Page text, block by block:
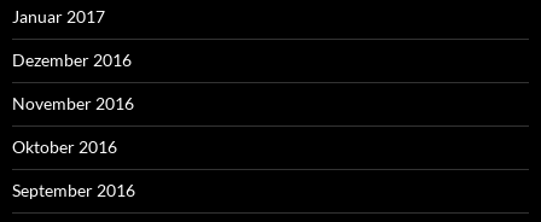
Januar 2017
Dezember 2016
November 2016
Oktober 2016
September 2016